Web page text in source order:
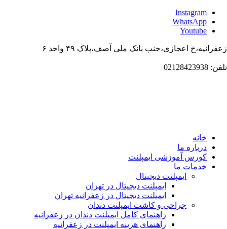
اعجازی،جنب بانک ملی آصف،پلاک ۴۹ واحد ۶
ما
آموزشی ایمپلنت
ما
ایمپلنت دیجیتال
ایمپلنت دیجیتال در تهران
ایمپلنت دیجیتال در زعفرانیه تهران
جراحی و کاشت ایمپلنت دندان
راهنمای کامل ایمپلنت دندان در زعفرانیه
راهنمای هزینه ایمپلنت در زعفرانیه